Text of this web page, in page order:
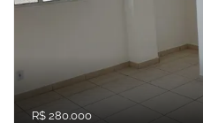
R$ 280.000